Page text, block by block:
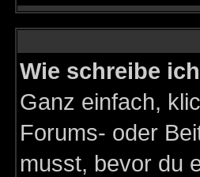
Wie schreibe
Ganz einfach,
Forums- oder
musst, bevor du